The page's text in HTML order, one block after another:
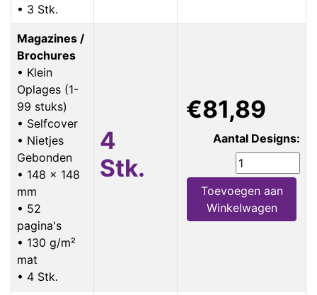
• 3 Stk.
Magazines /
Brochures
• Klein
Oplages (1-
99 stuks)
• Selfcover
• Nietjes
Gebonden
• 148 x 148
mm
• 52
pagina's
• 130 g/m²
mat
• 4 Stk.
4
Stk.
€81,89
Aantal Designs:
Toevoegen aan
Winkelwagen